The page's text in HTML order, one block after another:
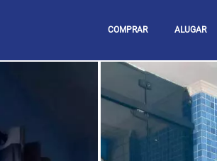
COMPRAR ALUGAR